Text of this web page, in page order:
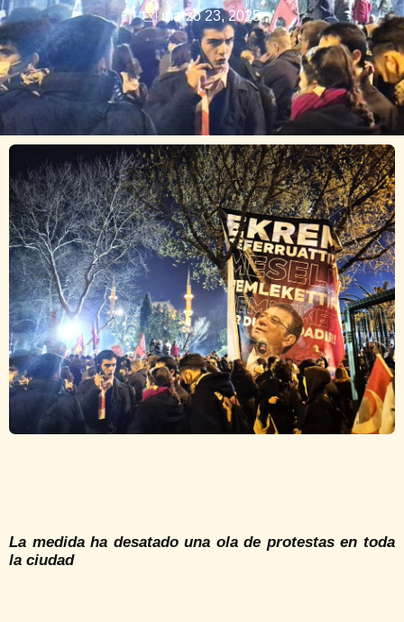
marzo 23, 2025
La medida ha desatado una ola de protestas en toda
la ciudad